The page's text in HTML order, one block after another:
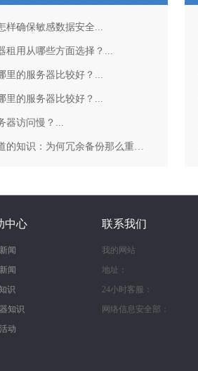
样确保敏感数据安全...
租用从哪些方面选择？...
里的服务器比较好？...
里的服务器比较好？...
器访问慢？...
服务器你不得不知道的知识：为何冗余备份那么重要？...
中心
闻
闻
识
知识
动
联系我们
我的网站
地址：
24小时客服：
网络信息安全部：